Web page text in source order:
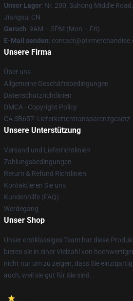
Unser Lager: Nr. 200, Suhong Middle
Jiangsu, CN
Geruch: 9AM – 5PM (Mon – Fri)
E-Mail senden:
Unsere Firma
Über uns
Allgemeine Geschäftsbedingungen
Datenschutzrichtlinien
DMCA - Copyright Policy
CA SB657: Lieferkettentransparenzgesetz
Unsere Unterstützung
Versand und Lieferrichtlinien
Zahlungsbedingungen
Return & Refund Richtlinien
Kontaktieren Sie uns
Kundenhilfe (FAQ)
Werdegang
Unser Shop
Unser erstklassiges Team hat diese
bieten sie in einer Vielzahl von
nicht nur um zu zeigen, dass Sie
auch, weil sie gut für Sie sind.